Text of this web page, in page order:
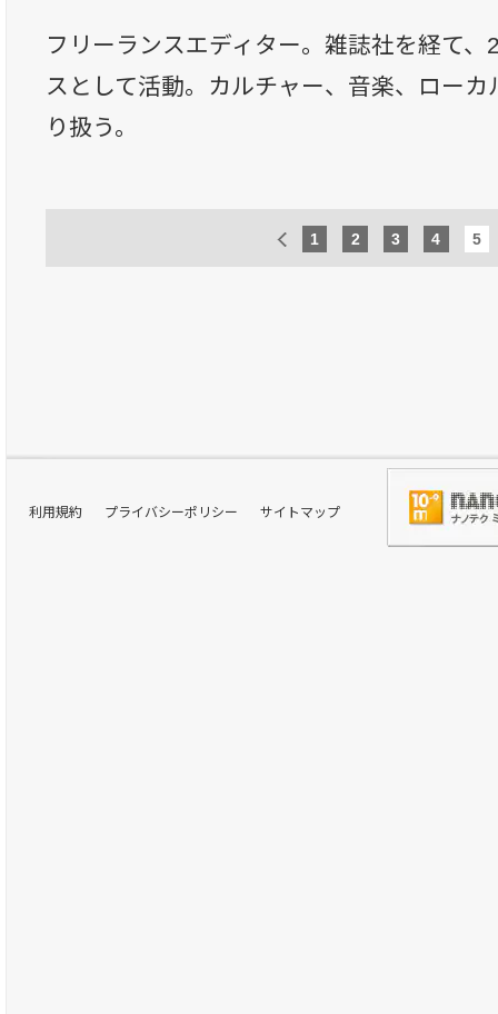
フリーランスエディター。雑誌社を経て
スとして活動。カルチャー、音楽、ロー
り扱う。
1 2 3 4 5
利用規約 プライバシーポリシー サイトマップ